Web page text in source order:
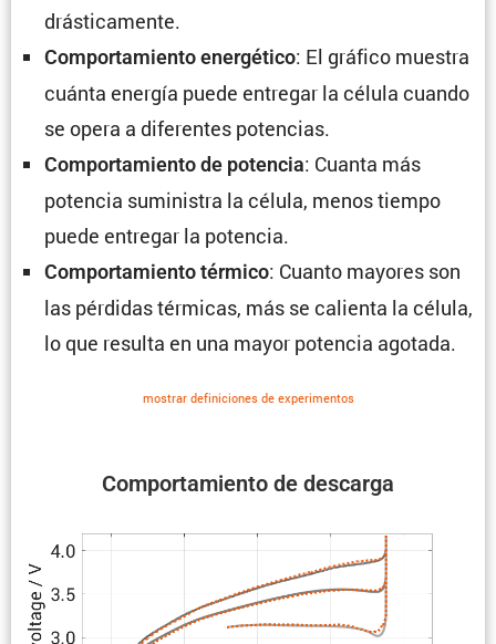
Compor­ta­miento de descarga
drásticamente.
Compor­ta­miento energé­tico: El gráfico muestra
cuánta energía puede entregar la célula cuando
se opera a diferentes potencias.
Compor­ta­miento de potencia: Cuanta más
potencia suministra la célula, menos tiempo
puede entregar la potencia.
Compor­ta­miento térmico: Cuanto mayores son
las pérdidas térmicas, más se calienta la célula,
lo que resulta en una mayor potencia agotada.
mostrar defini­ciones de experi­mentos